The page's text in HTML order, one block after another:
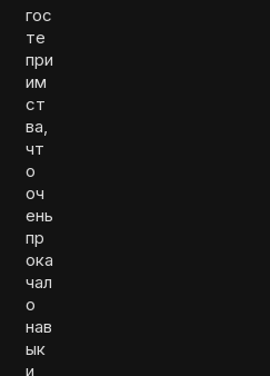
гос
те
при
им
ст
ва,
чт
о
оч
ень
пр
ока
чал
о
нав
ык
и